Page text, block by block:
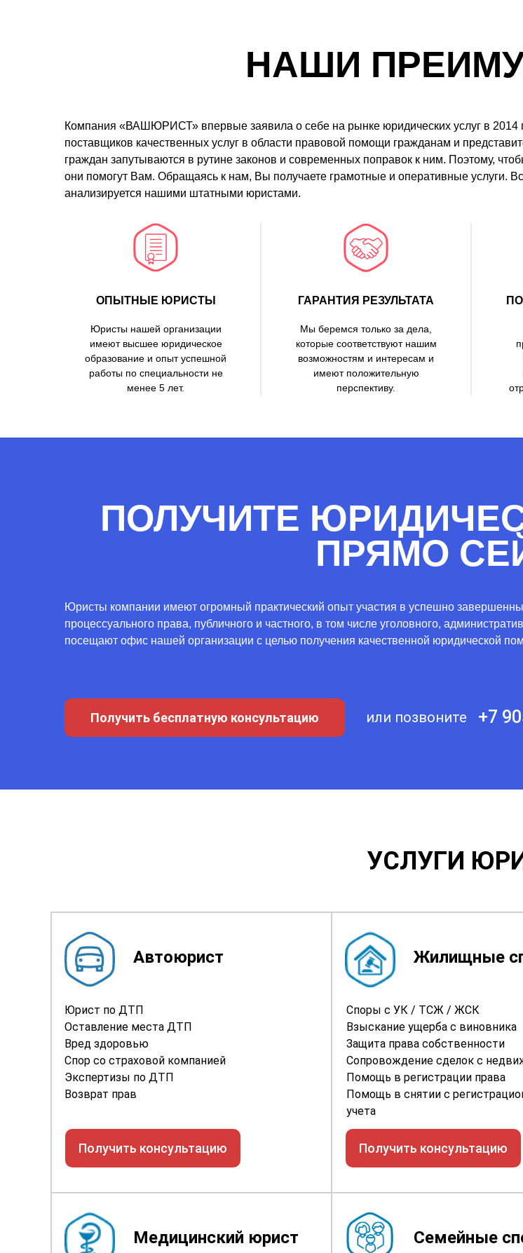
НАШИ
Компания «ВАШЮРИСТ» впервые заявила о себе на рынке юридических услуг в 2014
поставщиков качественных услуг в области правовой помощи гражданам и
граждан запутываются в рутине законов и современных поправок к ним. Поэтому,
они помогут Вам. Обращаясь к нам, Вы получаете грамотные и оперативные услуги.
анализируется нашими штатными юристами.
ОПЫТНЫЕ ЮРИСТЫ
Юристы нашей организации
имеют высшее юридическое
образование и опыт успешной
работы по специальности не
менее 5 лет.
ГАРАНТИЯ РЕЗУЛЬТАТА
Мы беремся только за дела,
которые соответствуют нашим
возможностям и интересам и
имеют положительную
перспективу.
ПОЛУЧИТЕ
ПРЯМО
Юристы компании имеют огромный практический опыт участия в успешно
процессуального права, публичного и частного, в том числе уголовного,
посещают офис нашей организации с целью получения качественной юридической
Получить бесплатную консультацию или позвоните +7
УСЛУГИ
Юрист по ДТП
Оставление места ДТП
Вред здоровью
Спор со страховой компанией
Экспертизы по ДТП
Возврат прав
Споры с УК / ТСЖ / ЖСК
Взыскание ущерба с виновника
Защита права собственности
Сопровождение сделок с
Помощь в регистрации права
Помощь в снятии с
учета
Автоюрист Жилищные
Получить консультацию Получить консультацию
Медицинский юрист Семейные